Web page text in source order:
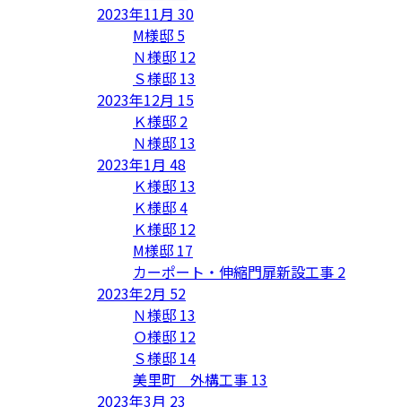
2023年11月 30
M様邸 5
Ｎ様邸 12
Ｓ様邸 13
2023年12月 15
Ｋ様邸 2
Ｎ様邸 13
2023年1月 48
Ｋ様邸 13
Ｋ様邸4
Ｋ様邸 12
M様邸 17
カーポート・伸縮門扉新設工事 2
2023年2月 52
Ｎ様邸 13
Ｏ様邸 12
Ｓ様邸 14
美里町 外構工事 13
2023年3月 23